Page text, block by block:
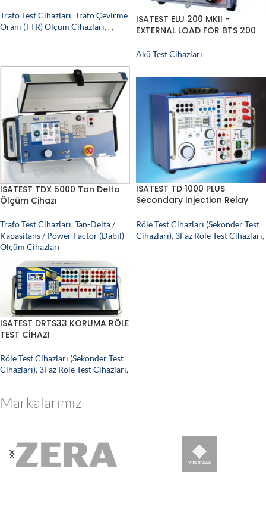
Trafo Test Cihazları,Trafo Çevirme
Oranı (TTR) Ölçüm Cihazları,,,
ISATEST ELU 200 MKII -
EXTERNAL LOAD FOR BTS 200
Akü Test Cihazları
ISATEST TDX 5000 Tan Delta
Ölçüm Cihazı
Trafo Test Cihazları,Tan-Delta /
Kapasitans / Power Factor (Dabıl)
Ölçüm Cihazları
ISATEST TD 1000 PLUS
Secondary Injection Relay
Röle Test Cihazları (Sekonder Test
Cihazları), 3Faz Röle Test Cihazları,
ISATEST DRTS33 KORUMA RÖLE
TEST CİHAZI
Röle Test Cihazları (Sekonder Test
Cihazları), 3Faz Röle Test Cihazları,
Markalarımız